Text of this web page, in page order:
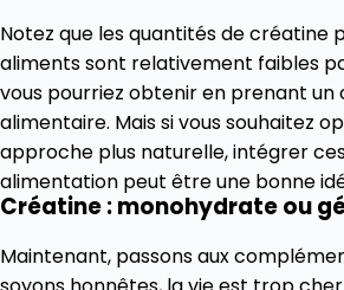
Notez que les quantités de créatine
aliments sont relativement faibles
vous pourriez obtenir en prenant
alimentaire. Mais si vous souhaitez
approche plus naturelle, intégrer
alimentation peut être une bonne
Créatine : monohydrate ou
Maintenant, passons aux